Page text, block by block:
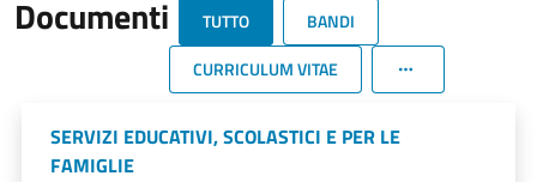
Documenti TUTTO
BANDI
CURRICULUM VITAE
SERVIZI EDUCATIVI, SCOLASTICI E PER LE
FAMIGLIE